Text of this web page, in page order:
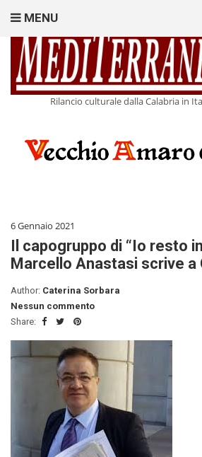
Rilancio culturale dalla Calabria in
MENU
6 Gennaio 2021
Il capogruppo di “Io resto
Marcello Anastasi scrive a
Author: Caterina Sorbara
Nessun commento
Share: